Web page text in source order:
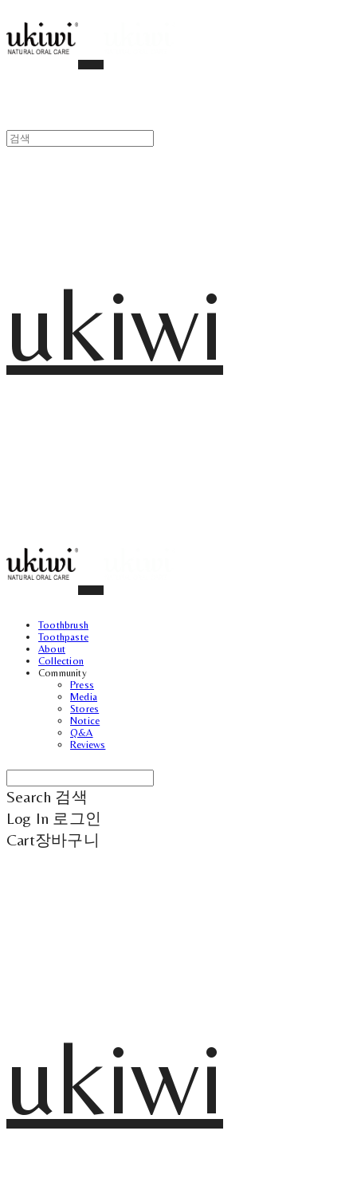
ukiwi
Toothbrush
Toothpaste
About
Collection
Community
Press
Media
Stores
Notice
Q&A
Reviews
Search 검색
Log In 로그인
Cart장바구니
ukiwi